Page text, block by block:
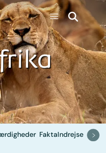
FaktaIndrejse